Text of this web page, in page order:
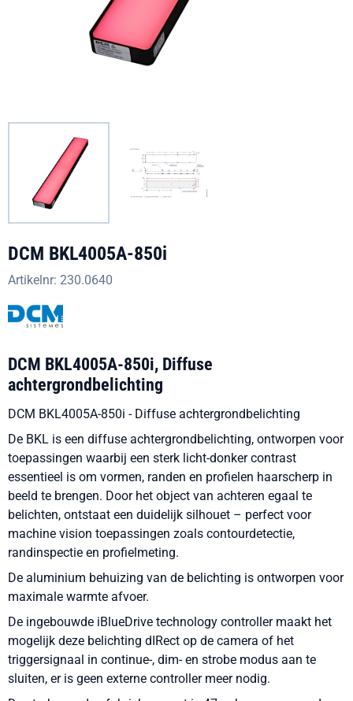
DCM BKL4005A-850i
Artikelnr: 230.0640
DCM BKL4005A-850i, Diffuse
achtergrondbelichting
DCM BKL4005A-850i - Diffuse achtergrondbelichting
De BKL is een diffuse achtergrondbelichting, ontworpen voor
toepassingen waarbij een sterk licht-donker contrast
essentieel is om vormen, randen en profielen haarscherp in
beeld te brengen. Door het object van achteren egaal te
belichten, ontstaat een duidelijk silhouet – perfect voor
machine vision toepassingen zoals contourdetectie,
randinspectie en profielmeting.
De aluminium behuizing van de belichting is ontworpen voor
maximale warmte afvoer.
De ingebouwde iBlueDrive technology controller maakt het
mogelijk deze belichting dIRect op de camera of het
triggersignaal in continue-, dim- en strobe modus aan te
sluiten, er is geen externe controller meer nodig.